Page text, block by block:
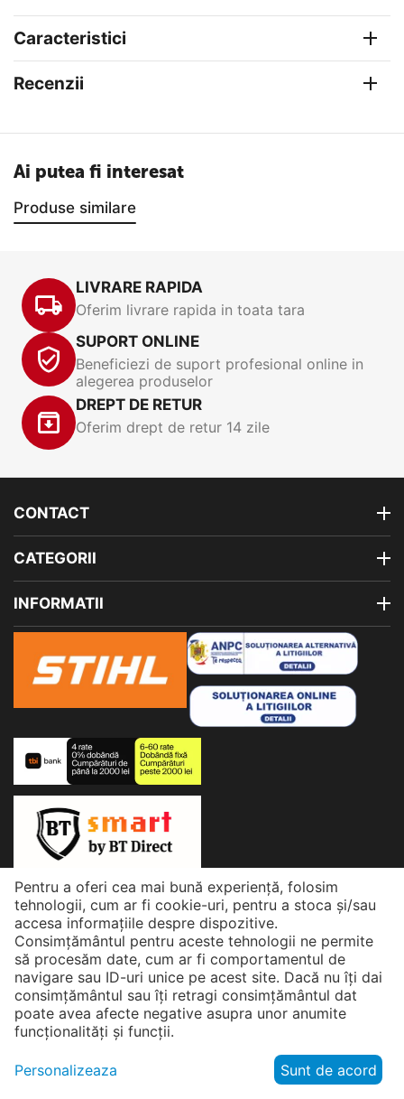
Caracteristici
Recenzii
Ai putea fi interesat
Produse similare
LIVRARE RAPIDA
Oferim livrare rapida in toata tara
SUPORT ONLINE
Beneficiezi de suport profesional online in
alegerea produselor
DREPT DE RETUR
Oferim drept de retur 14 zile
CONTACT
CATEGORII
INFORMATII
© 2026 eMatix. Powered by Matix Power
Pentru a oferi cea mai bună experiență, folosim
tehnologii, cum ar fi cookie-uri, pentru a stoca și/sau
accesa informațiile despre dispozitive.
Consimțământul pentru aceste tehnologii ne permite
să procesăm date, cum ar fi comportamentul de
navigare sau ID-uri unice pe acest site. Dacă nu îți dai
consimțământul sau îți retragi consimțământul dat
poate avea afecte negative asupra unor anumite
funcționalități și funcții.
Personalizeaza Sunt de acord